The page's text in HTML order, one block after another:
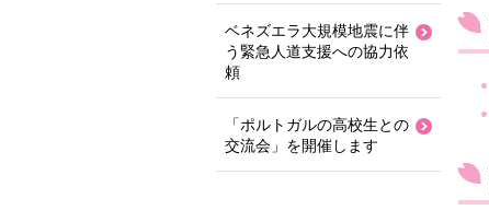
ベネズエラ大規模地震に伴
う緊急人道支援への協力依
頼
「ポルトガルの高校生との
交流会」を開催します